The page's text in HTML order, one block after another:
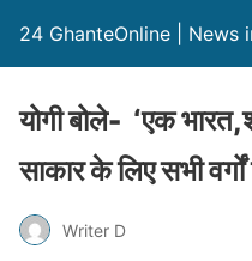
24 GhanteOnline | News
योगी बोले- ‘एक
साकार के लिए सभी
Writer D